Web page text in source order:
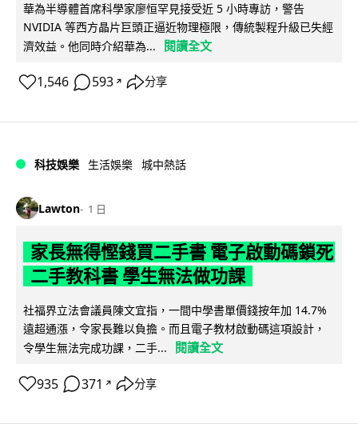
華為半導體首席科學家廖恒罕見接受近 5 小時專訪，警告
NVIDIA 等西方晶片巨頭正逼近物理極限，傳統製程升級已失經
濟效益。他同時介紹華為...
閱讀全文
1,546 593 ↗ 分享
科技娛樂 生活娛樂 城中熱話
Lawton 1 日
家長無得慳錢買二手書 電子啟動碼鎖死
二手教科書 學生無法做功課
社福界立法會議員陳文宜指，一間中學書單價錢按年加 14.7%
遠超通漲，令家長難以負擔。而且電子教材啟動碼這項設計，
令學生無法完成功課，二手...
閱讀全文
935 371 ↗ 分享